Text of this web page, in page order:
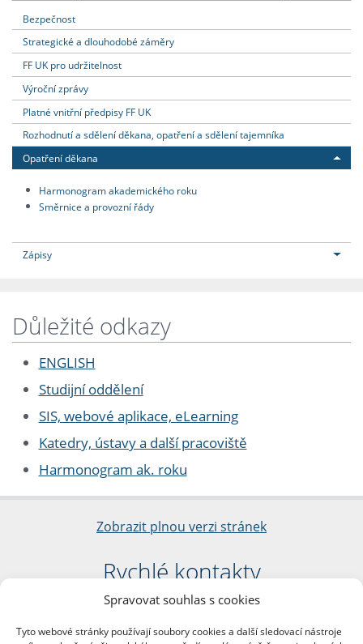
Spravovat souhlas s cookies
Tyto webové stránky používají soubory cookies a další sledovací nástroje
Bezpečnost
Strategické a dlouhodobé záměry
FF UK pro udržitelnost
Výroční zprávy
Platné vnitřní předpisy FF UK
Rozhodnutí a sdělení děkana, opatření a sdělení tajemníka
Opatření děkana
Harmonogram akademického roku
Směrnice a provozní řády
Zápisy
Důležité odkazy
ENGLISH
Studijní oddělení
SIS, webové aplikace, eLearning
Katedry, ústavy a další pracoviště
Harmonogram ak. roku
Zobrazit plnou verzi stránek
Rychlé kontakty
Filozofická fakulta
nám. Jana Palacha 1/2